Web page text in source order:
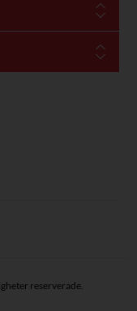
reserverade.